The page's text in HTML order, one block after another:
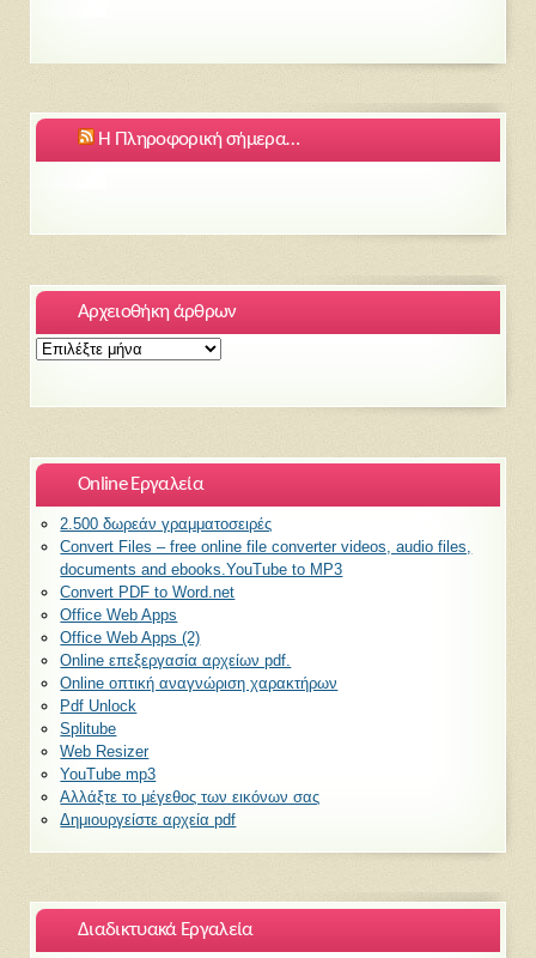
Η Πληροφορική σήμερα…
Αρχειοθήκη άρθρων
Αρχειοθήκη
Online Εργαλεία
2.500 δωρεάν γραμματοσειρές
Convert Files – free online file converter videos, audio files,
documents and ebooks.YouTube to MP3
Convert PDF to Word.net
Office Web Apps
Office Web Apps (2)
Online επεξεργασία αρχείων pdf.
Online οπτική αναγνώριση χαρακτήρων
Pdf Unlock
Splitube
Web Resizer
YouTube mp3
Αλλάξτε το μέγεθος των εικόνων σας
Δημιουργείστε αρχεία pdf
Διαδικτυακά Εργαλεία